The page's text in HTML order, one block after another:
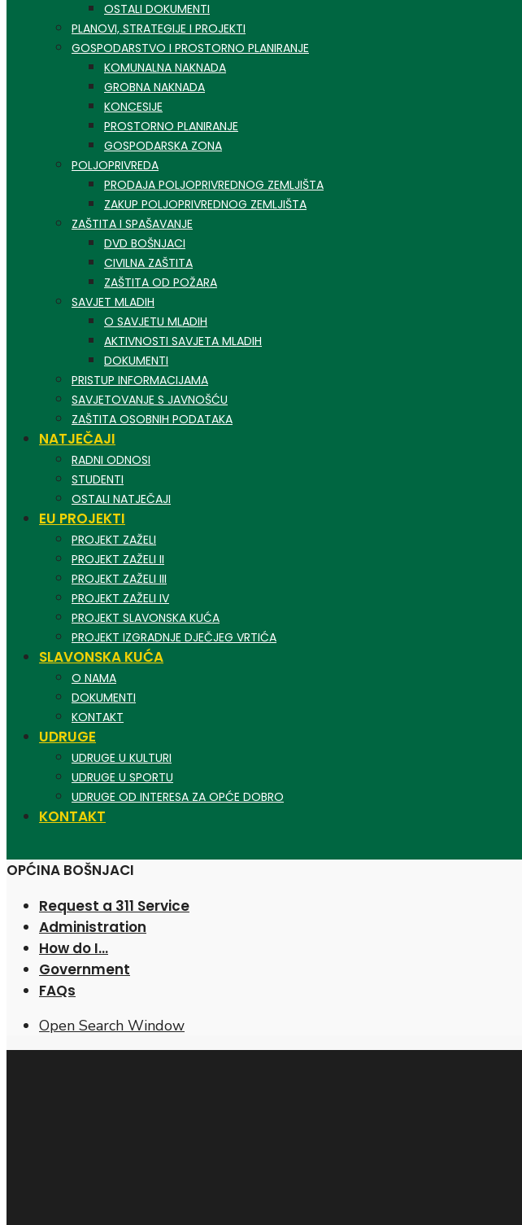
OSTALI DOKUMENTI
PLANOVI, STRATEGIJE I PROJEKTI
GOSPODARSTVO I PROSTORNO PLANIRANJE
KOMUNALNA NAKNADA
GROBNA NAKNADA
KONCESIJE
PROSTORNO PLANIRANJE
GOSPODARSKA ZONA
POLJOPRIVREDA
PRODAJA POLJOPRIVREDNOG ZEMLJIŠTA
ZAKUP POLJOPRIVREDNOG ZEMLJIŠTA
ZAŠTITA I SPAŠAVANJE
DVD BOŠNJACI
CIVILNA ZAŠTITA
ZAŠTITA OD POŽARA
SAVJET MLADIH
O SAVJETU MLADIH
AKTIVNOSTI SAVJETA MLADIH
DOKUMENTI
PRISTUP INFORMACIJAMA
SAVJETOVANJE S JAVNOŠĆU
ZAŠTITA OSOBNIH PODATAKA
NATJEČAJI
RADNI ODNOSI
STUDENTI
OSTALI NATJEČAJI
EU PROJEKTI
PROJEKT ZAŽELI
PROJEKT ZAŽELI II
PROJEKT ZAŽELI III
PROJEKT ZAŽELI IV
PROJEKT SLAVONSKA KUĆA
PROJEKT IZGRADNJE DJEČJEG VRTIĆA
SLAVONSKA KUĆA
O NAMA
DOKUMENTI
KONTAKT
UDRUGE
UDRUGE U KULTURI
UDRUGE U SPORTU
UDRUGE OD INTERESA ZA OPĆE DOBRO
KONTAKT
OPĆINA BOŠNJACI
Request a 311 Service
Administration
How do I…
Government
FAQs
Open Search Window